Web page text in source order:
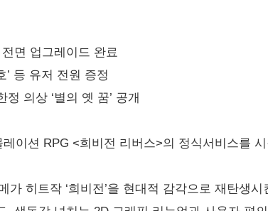
면 업그레이드 완료
’ 등 유저 전원 증정
의상 ‘별의 옛 꿈’ 공개
이션 RPG <희비전 리버스>의 정식서비스를
히트작 ‘희비전’을 현대적 감각으로 재탄생